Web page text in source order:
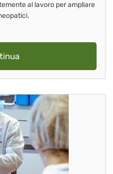
al lavoro per ampliare